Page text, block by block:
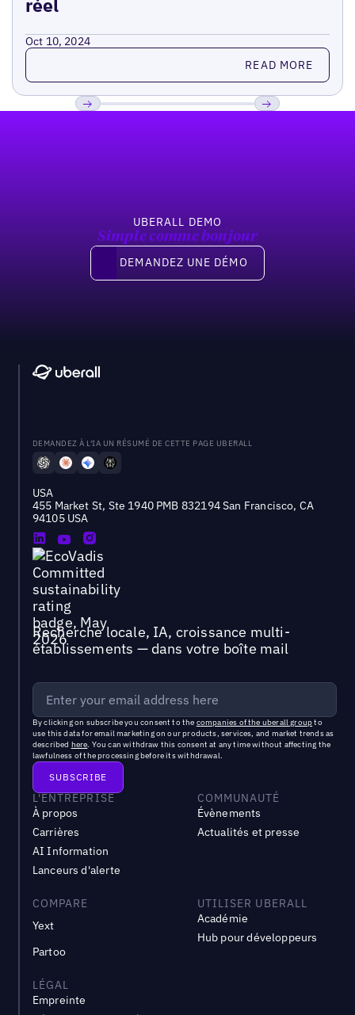
réel
Oct 10, 2024
Read more READ MORE
UBERALL DEMO
Simple comme bonjour
Demandez une démo
DEMANDEZ UNE DÉMO
DEMANDEZ À L'IA UN RÉSUMÉ DE CETTE PAGE UBERALL
USA
455 Market St, Ste 1940 PMB 832194 San Francisco, CA
94105 USA
Recherche locale, IA, croissance multi-
établissements — dans votre boîte mail
By clicking on subscribe you consent to the companies of the uberall groupto
use this data for email marketing on our products, services, and market trends as
described here. You can withdraw this consent at any time without affecting the
lawfulness of the processing before its withdrawal.
L'ENTREPRISE
À propos
Carrières
AI Information
Lanceurs d'alerte
COMMUNAUTÉ
Évènements
Actualités et presse
COMPARE
Yext
Partoo
UTILISER UBERALL
Académie
Hub pour développeurs
LÉGAL
Empreinte